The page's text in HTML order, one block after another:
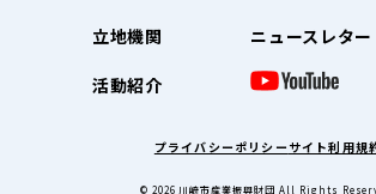
立地機関
活動紹介
ニュースレター
プライバシーポリシー サイト利用規
© 2026 川崎市産業振興財団 All Rights